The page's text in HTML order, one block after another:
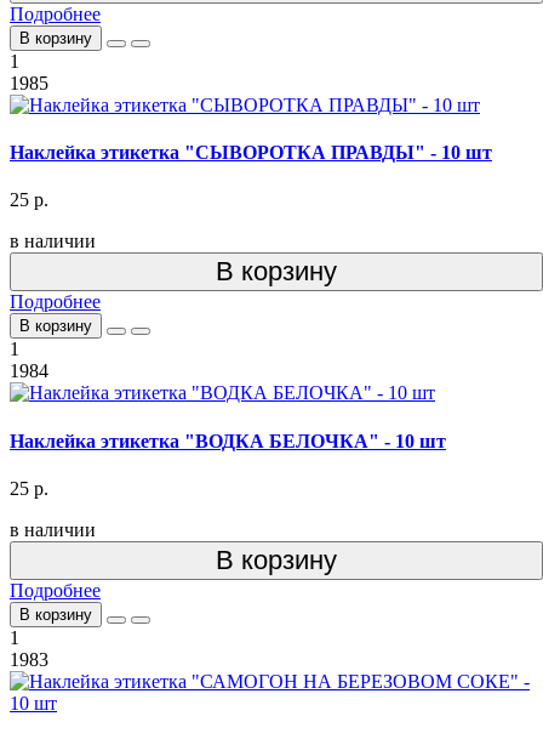
Подробнее
В корзину
1
1985
Наклейка этикетка "СЫВОРОТКА ПРАВДЫ" - 10 шт
25 р.
в наличии
В корзину
Подробнее
В корзину
1
1984
Наклейка этикетка "ВОДКА БЕЛОЧКА" - 10 шт
25 р.
в наличии
В корзину
Подробнее
В корзину
1
1983